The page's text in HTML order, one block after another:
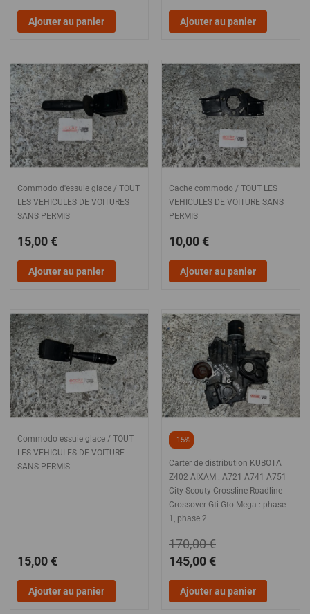
Ajouter au panier Ajouter au panier
Commodo d'essuie glace / TOUT
LES VEHICULES DE VOITURES
SANS PERMIS
15,00 €
Ajouter au panier
Cache commodo / TOUT LES
VEHICULES DE VOITURE SANS
PERMIS
10,00 €
Ajouter au panier
Commodo essuie glace / TOUT
LES VEHICULES DE VOITURE
SANS PERMIS
15,00 €
Ajouter au panier
- 15%
Carter de distribution KUBOTA
Z402 AIXAM : A721 A741 A751
City Scouty Crossline Roadline
Crossover Gti Gto Mega : phase
1, phase 2
145,00 €
170,00 €
Ajouter au panier